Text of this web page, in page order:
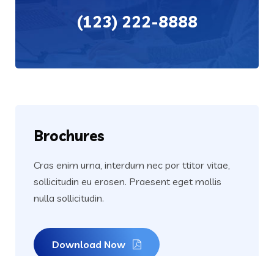
(123) 222-8888
Brochures
Cras enim urna, interdum nec por ttitor vitae,
sollicitudin eu erosen. Praesent eget mollis
nulla sollicitudin.
Download Now